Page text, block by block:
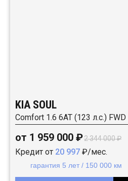
KIA SOUL
Comfort 1.6 6АТ (123 л.с.) FWD
от 1 959 000 ₽2 344 000 ₽
Кредит от 20 997 ₽/мес.
гарантия 5 лет / 150 000 км